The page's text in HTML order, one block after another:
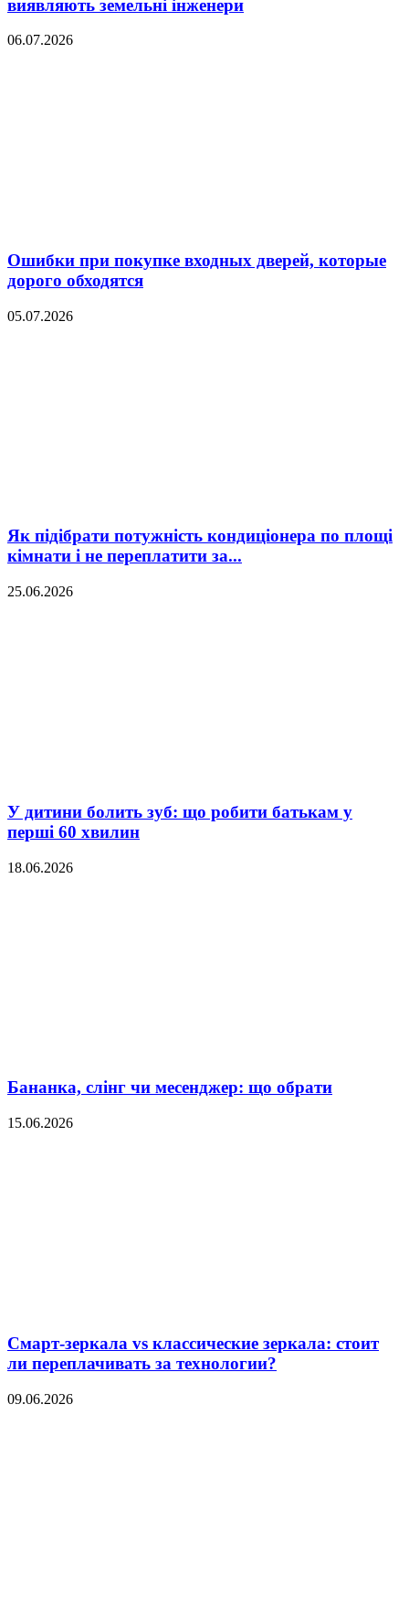
виявляють земельні інженери
06.07.2026
Ошибки при покупке входных дверей, которые
дорого обходятся
05.07.2026
Як підібрати потужність кондиціонера по площі
кімнати і не переплатити за...
25.06.2026
У дитини болить зуб: що робити батькам у
перші 60 хвилин
18.06.2026
Бананка, слінг чи месенджер: що обрати
15.06.2026
Смарт-зеркала vs классические зеркала: стоит
ли переплачивать за технологии?
09.06.2026